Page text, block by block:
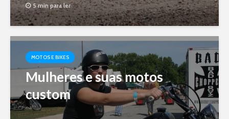
5 min para ler
MOTOS E BIKES
Mulheres e suas motos
custom